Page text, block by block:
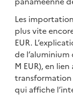
Les
plus vite
EUR.
de
M EUR), en
transformation
qui affiche